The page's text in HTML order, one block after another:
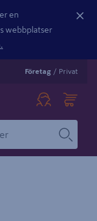
en
webbplatser
Företag / Privat